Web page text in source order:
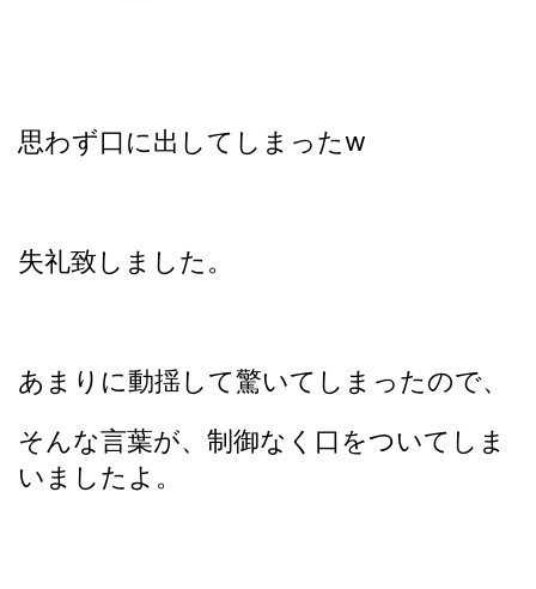
思わず口に出してしまったw
失礼致しました。
あまりに動揺して驚いてしまったので、
そんな言葉が、制御なく口をついてしま
いましたよ。